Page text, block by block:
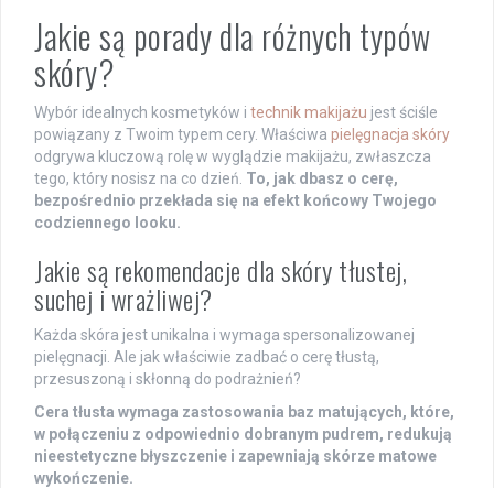
Jakie są porady dla różnych typów
skóry?
Wybór idealnych kosmetyków i technik makijażu jest ściśle
powiązany z Twoim typem cery. Właściwa pielęgnacja skóry
odgrywa kluczową rolę w wyglądzie makijażu, zwłaszcza
tego, który nosisz na co dzień. To, jak dbasz o cerę,
bezpośrednio przekłada się na efekt końcowy Twojego
codziennego looku.
Jakie są rekomendacje dla skóry tłustej,
suchej i wrażliwej?
Każda skóra jest unikalna i wymaga spersonalizowanej
pielęgnacji. Ale jak właściwie zadbać o cerę tłustą,
przesuszoną i skłonną do podrażnień?
Cera tłusta wymaga zastosowania baz matujących, które,
w połączeniu z odpowiednio dobranym pudrem, redukują
nieestetyczne błyszczenie i zapewniają skórze matowe
wykończenie.